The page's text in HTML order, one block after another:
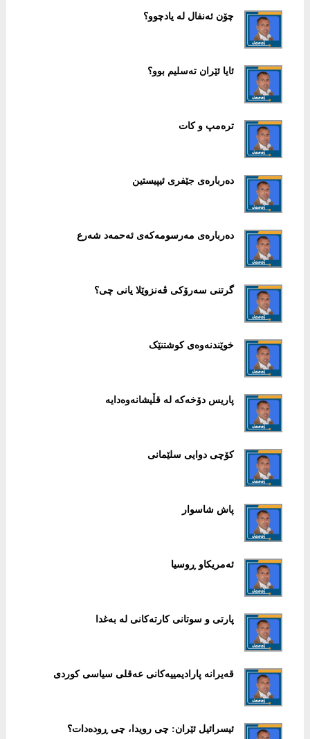
چۆن ئەنفال لە یادچوو؟
ئایا ئێران تەسلیم بوو؟
ترەمپ و کات
دەربارەی جێفری ئیپیستین
دەربارەی مەرسومەکەی ئەحمەد شەرع
گرتنی سەرۆکی ڤەنزوێلا یانی چی؟
خوێندنەوەی کوشتنێک
پاریس دۆخەکە لە قڵیشانەوەدایە
کۆچی دوایی سلێمانی
پاش شاسوار
ئەمریکاو ڕوسیا
پارتی و سوتانی کارتەکانی لە بەغدا
قەیرانە پارادیمییەکانی عەقلی سیاسی کوردی
ئیسرائیل ئێران: چی رویدا، چی ڕودەدات؟